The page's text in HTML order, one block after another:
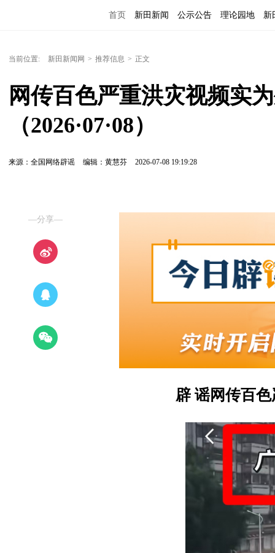
首页 新田新闻 公示公告 理论园地 新
当前位置: 新田新闻网 > 推荐信息 > 正文
网传百色严重洪灾视频实
（2026·07·08）
来源：全国网络辟谣 编辑：黄慧芬 2026-07-08 19:19:28
—分享—
辟 谣网传百